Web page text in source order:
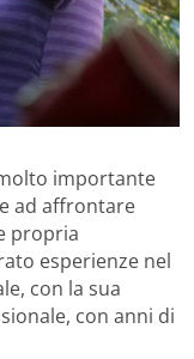
importante
ad affrontare
propria
esperienze nel
con la sua
con anni di